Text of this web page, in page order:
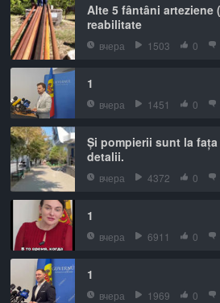
Alte 5 fântâni arteziene
reabilitate
вчера 1503 0
1
вчера 1451 0
Și pompierii sunt la
detalii.
вчера 4372 0
1
вчера 6911 0
1
вчера 1969 0